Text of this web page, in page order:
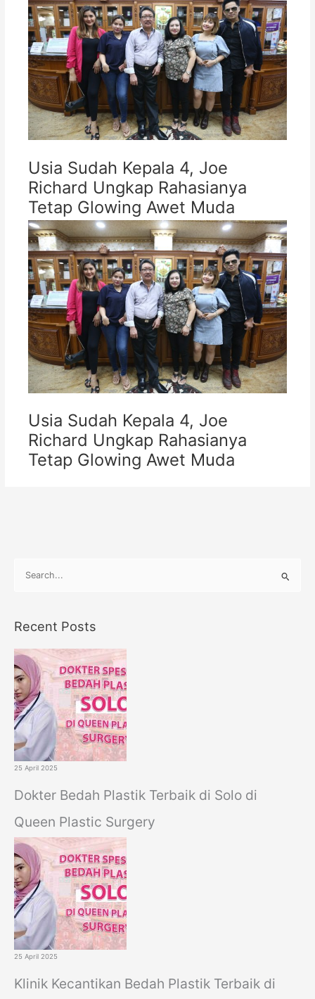
Usia Sudah Kepala 4, Joe
Richard Ungkap Rahasianya
Tetap Glowing Awet Muda
Usia Sudah Kepala 4, Joe
Richard Ungkap Rahasianya
Tetap Glowing Awet Muda
r
c
h
f
o
r
:
Recent Posts
25 April 2025
Dokter Bedah Plastik Terbaik di Solo di
Queen Plastic Surgery
25 April 2025
Klinik Kecantikan Bedah Plastik Terbaik di